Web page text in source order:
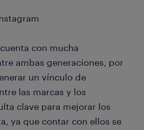
con mucha
ambas generaciones, por
un vínculo de
las marcas y los
clave para mejorar los
ya que contar con ellos se